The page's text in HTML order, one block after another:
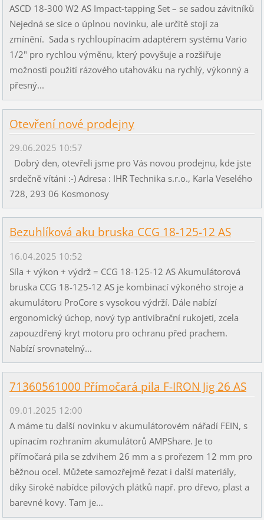
ASCD 18-300 W2 AS Impact-tapping Set – se sadou závitníků
Nejedná se sice o úplnou novinku, ale určitě stojí za
zmínění. Sada s rychloupínacím adaptérem systému Vario
1/2" pro rychlou výměnu, který povyšuje a rozšiřuje
možnosti použití rázového utahováku na rychlý, výkonný a
přesný...
Otevření nové prodejny
29.06.2025 10:57
Dobrý den, otevřeli jsme pro Vás novou prodejnu, kde jste
srdečně vítáni :-) Adresa : IHR Technika s.r.o., Karla Veselého
728, 293 06 Kosmonosy
Bezuhlíková aku bruska CCG 18-125-12 AS
16.04.2025 10:52
Síla + výkon + výdrž = CCG 18-125-12 AS Akumulátorová
bruska CCG 18-125-12 AS je kombinací výkoného stroje a
akumulátoru ProCore s vysokou výdrží. Dále nabízí
ergonomický úchop, nový typ antivibrační rukojeti, zcela
zapouzdřený kryt motoru pro ochranu před prachem.
Nabízí srovnatelný...
71360561000 Přímočará pila F-IRON Jig 26 AS
09.01.2025 12:00
A máme tu další novinku v akumulátorovém nářadí FEIN, s
upínacím rozhraním akumulátorů AMPShare. Je to
přímočará pila se zdvihem 26 mm a s prořezem 12 mm pro
běžnou ocel. Můžete samozřejmě řezat i další materiály,
díky široké nabídce pilových plátků např. pro dřevo, plast a
barevné kovy. Tam je...